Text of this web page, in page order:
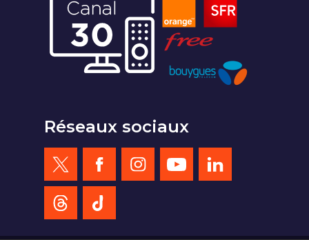
Réseaux sociaux